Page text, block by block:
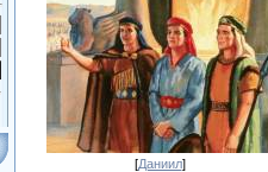
[Даниил]